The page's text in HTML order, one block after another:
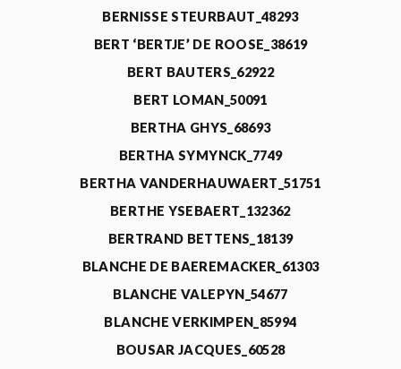
BERNISSE STEURBAUT_48293
BERT ‘BERTJE’ DE ROOSE_38619
BERT BAUTERS_62922
BERT LOMAN_50091
BERTHA GHYS_68693
BERTHA SYMYNCK_7749
BERTHA VANDERHAUWAERT_51751
BERTHE YSEBAERT_132362
BERTRAND BETTENS_18139
BLANCHE DE BAEREMACKER_61303
BLANCHE VALEPYN_54677
BLANCHE VERKIMPEN_85994
BOUSAR JACQUES_60528